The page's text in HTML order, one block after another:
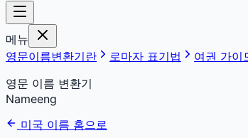
메뉴
영문이름변환기란
로마자 표기법 여권 가이
영문 이름 변환기
Nameeng
미국 이름 홈으로